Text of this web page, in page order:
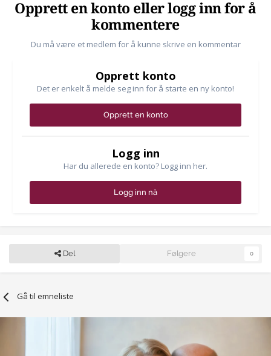
Opprett en konto eller logg inn for å
kommentere
Du må være et medlem for å kunne skrive en kommentar
Opprett konto
Det er enkelt å melde seg inn for å starte en ny konto!
Opprett en konto
Logg inn
Har du allerede en konto? Logg inn her.
Logg inn nå
Del Følgere 0
Gå til emneliste